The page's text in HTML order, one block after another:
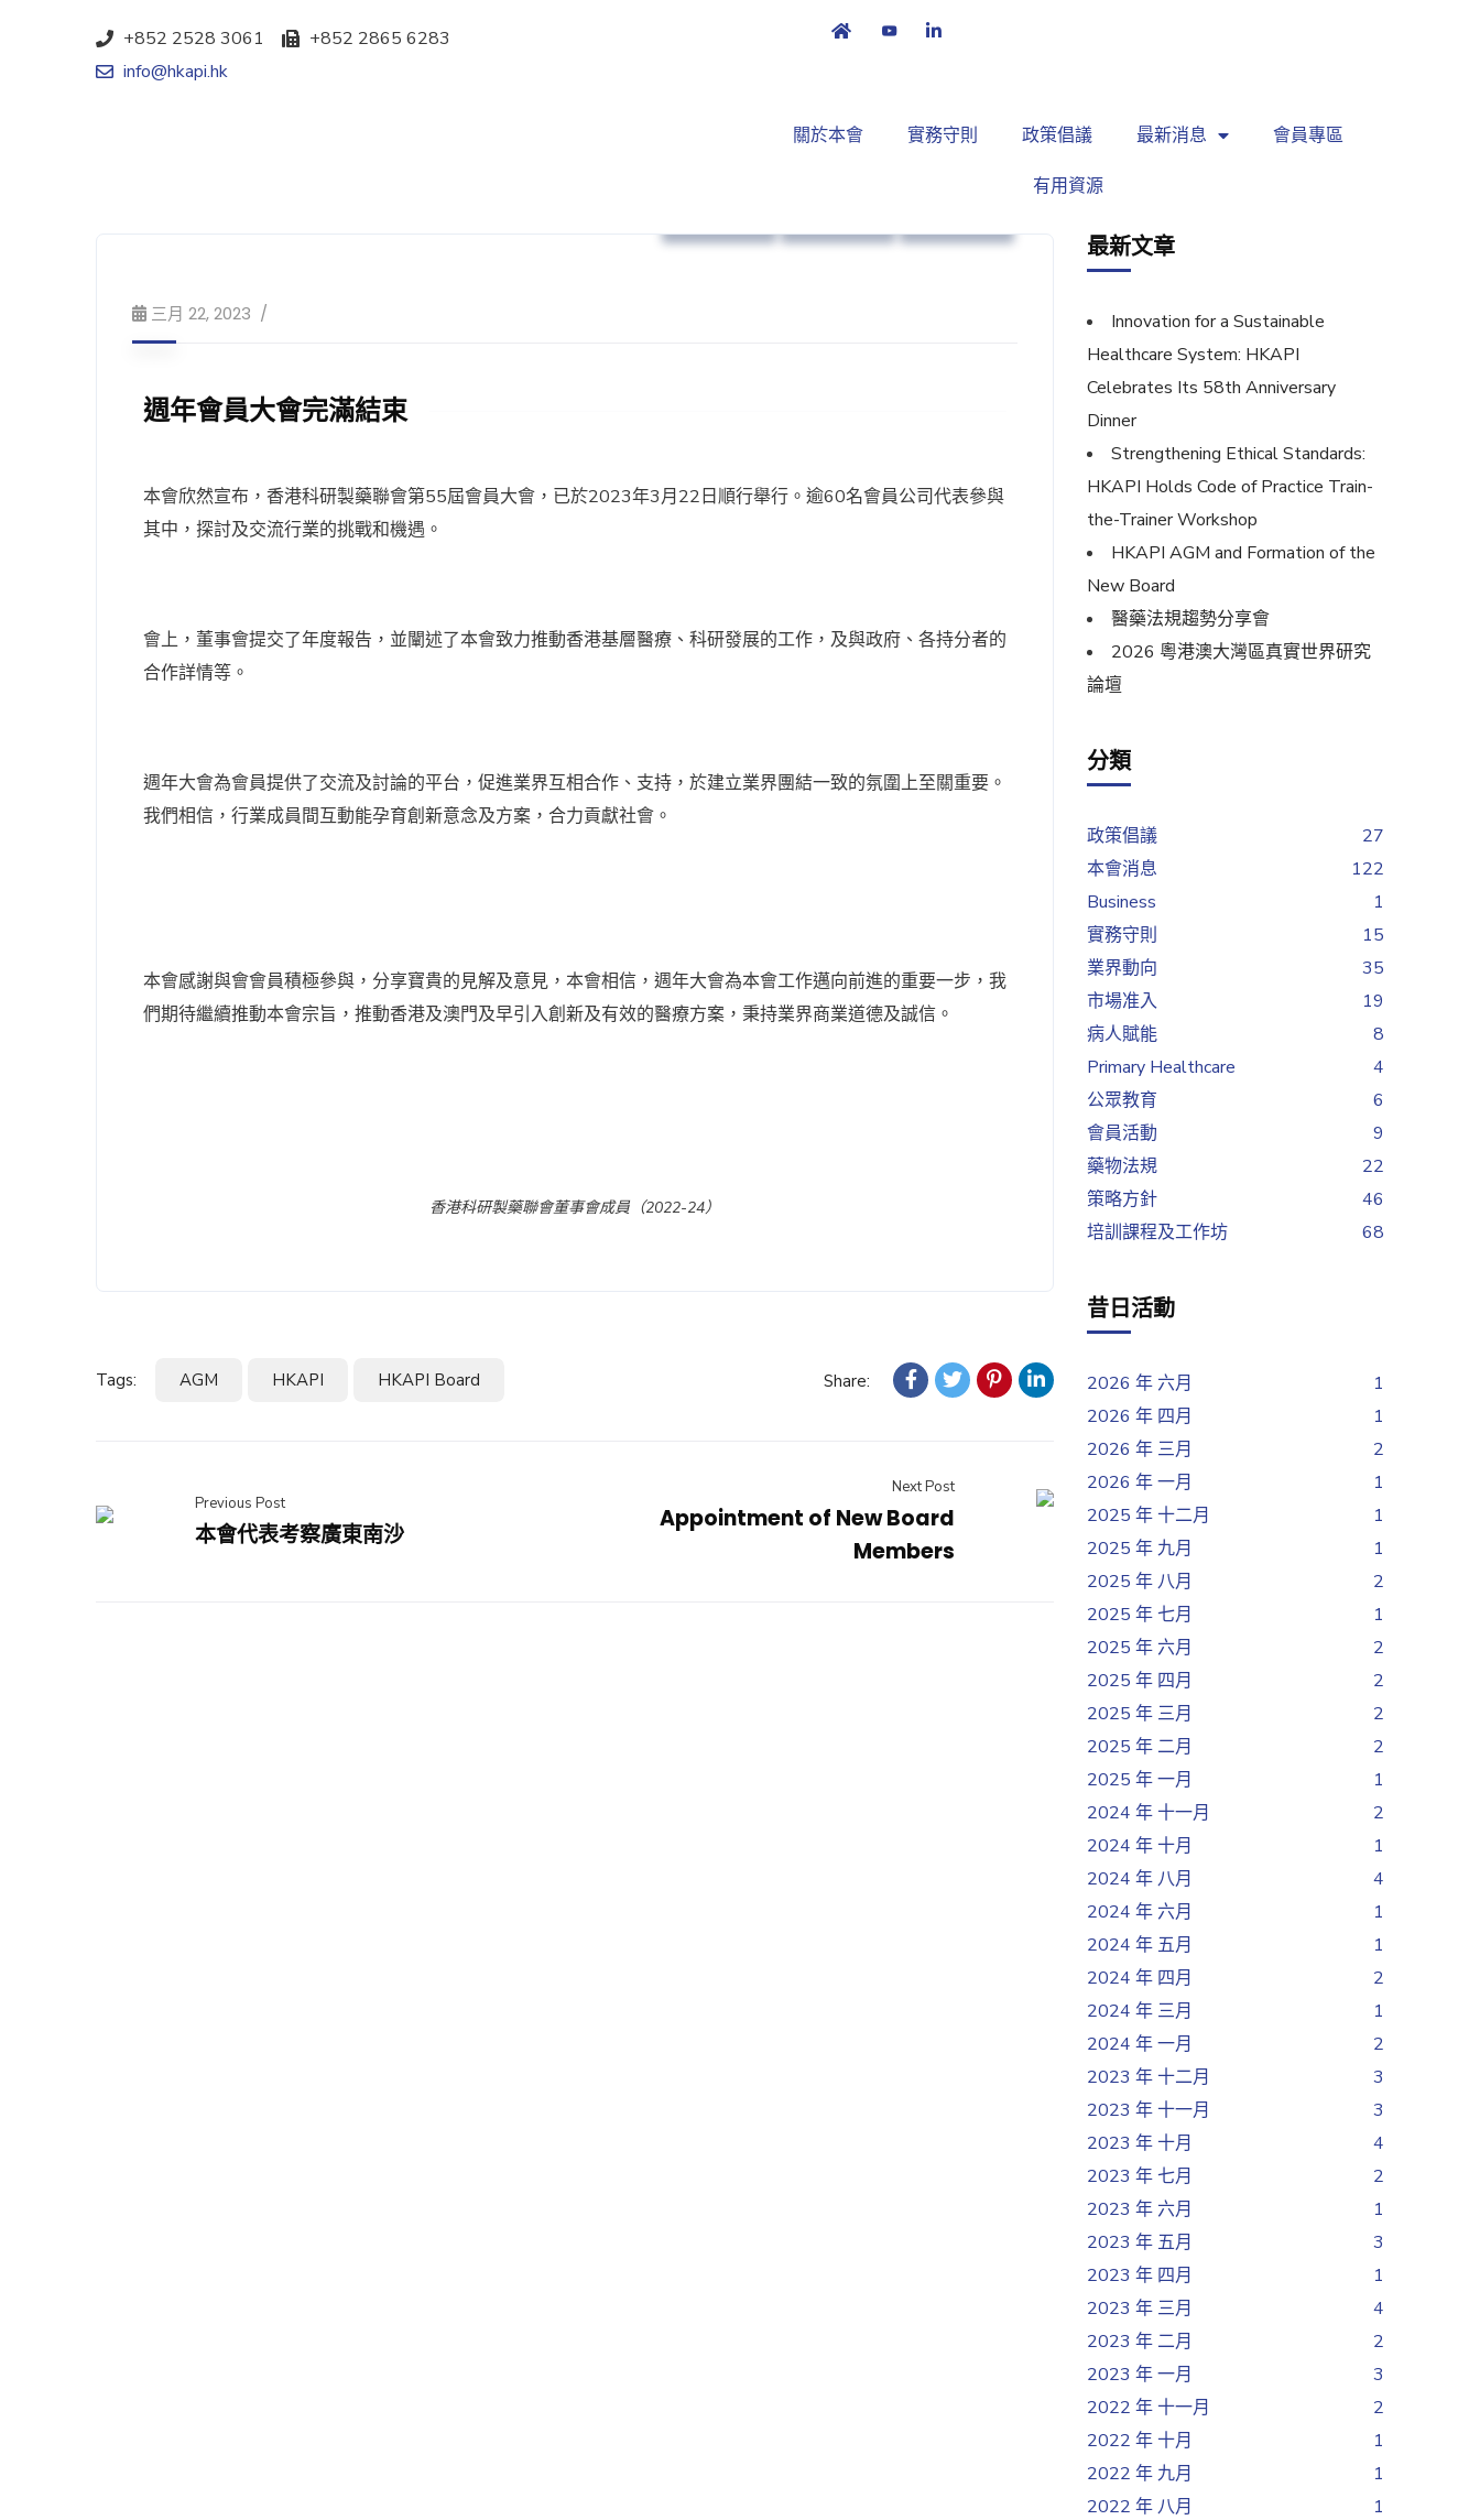
+852 2528 3061
+852 2865 6283
info@hkapi.hk
關於本會 實務守則 政策倡議 最新消息 會員專區
有用資源
三月 22, 2023
週年會員大會完滿結束
本會欣然宣布，香港科研製藥聯會第55屆會員大會，已於2023年3月22日順行舉行。逾60名會員公司代表參與
其中，探討及交流行業的挑戰和機遇。
會上，董事會提交了年度報告，並闡述了本會致力推動香港基層醫療、科研發展的工作，及與政府、各持分者的
合作詳情等。
週年大會為會員提供了交流及討論的平台，促進業界互相合作、支持，於建立業界團結一致的氛圍上至關重要。
我們相信，行業成員間互動能孕育創新意念及方案，合力貢獻社會。
本會感謝與會會員積極參與，分享寶貴的見解及意見，本會相信，週年大會為本會工作邁向前進的重要一步，我
們期待繼續推動本會宗旨，推動香港及澳門及早引入創新及有效的醫療方案，秉持業界商業道德及誠信。
香港科研製藥聯會董事會成員（2022-24）
Tags: AGM HKAPI HKAPI Board Share:
Previous Post
本會代表考察廣東南沙
Next Post
Appointment of New Board
Members
最新文章
Innovation for a Sustainable
Healthcare System: HKAPI
Celebrates Its 58th Anniversary
Dinner
Strengthening Ethical Standards:
HKAPI Holds Code of Practice Train-
the-Trainer Workshop
HKAPI AGM and Formation of the
New Board
醫藥法規趨勢分享會
2026 粵港澳大灣區真實世界研究
論壇
分類
政策倡議
27
本會消息
122
Business
1
實務守則
15
業界動向
35
市場准入
19
病人賦能
8
Primary Healthcare
4
公眾教育
6
會員活動
9
藥物法規
22
策略方針
46
培訓課程及工作坊
68
昔日活動
2026 年 六月
1
2026 年 四月
1
2026 年 三月
2
2026 年 一月
1
2025 年 十二月
1
2025 年 九月
1
2025 年 八月
2
2025 年 七月
1
2025 年 六月
2
2025 年 四月
2
2025 年 三月
2
2025 年 二月
2
2025 年 一月
1
2024 年 十一月
2
2024 年 十月
1
2024 年 八月
4
2024 年 六月
1
2024 年 五月
1
2024 年 四月
2
2024 年 三月
1
2024 年 一月
2
2023 年 十二月
3
2023 年 十一月
3
2023 年 十月
4
2023 年 七月
2
2023 年 六月
1
2023 年 五月
3
2023 年 四月
1
2023 年 三月
4
2023 年 二月
2
2023 年 一月
3
2022 年 十一月
2
2022 年 十月
1
2022 年 九月
1
2022 年 八月
1